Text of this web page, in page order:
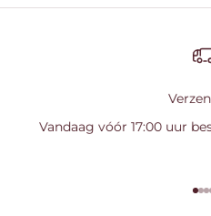
Vandaag vóór 17:00 uur